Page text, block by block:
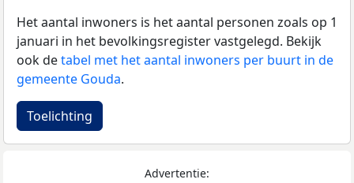
Het aantal inwoners is het aantal personen zoals op 1
januari in het bevolkingsregister vastgelegd. Bekijk
ook detabel met het aantal inwoners per buurt in de
gemeente Gouda.
Toelichting
Advertentie: